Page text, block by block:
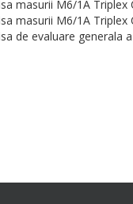
masurii M6/1A Triplex
masurii M6/1A Triplex
de evaluare generala